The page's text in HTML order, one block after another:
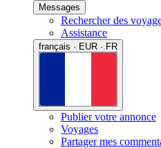
Messages
Rechercher des
Assistance
français · EUR · FR
Publier votre annonce
Voyages
Partager mes